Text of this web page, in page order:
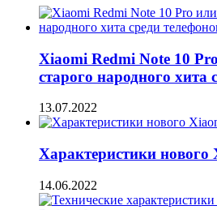
Xiaomi Redmi Note 10
старого народного хита
13.07.2022
Характеристики
14.06.2022